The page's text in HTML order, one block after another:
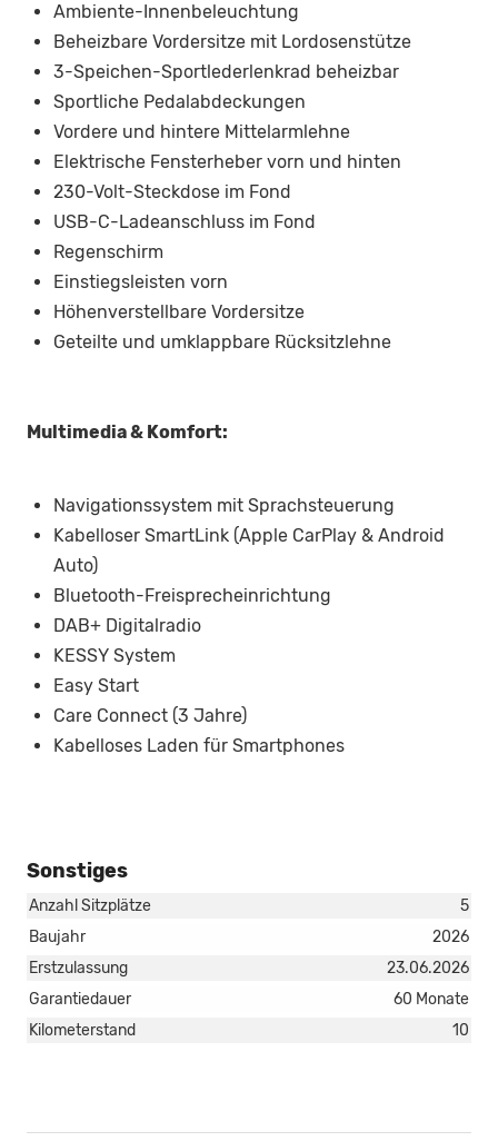
Ambiente-Innenbeleuchtung
Beheizbare Vordersitze mit Lordosenstütze
3-Speichen-Sportlederlenkrad beheizbar
Sportliche Pedalabdeckungen
Vordere und hintere Mittelarmlehne
Elektrische Fensterheber vorn und hinten
230-Volt-Steckdose im Fond
USB-C-Ladeanschluss im Fond
Regenschirm
Einstiegsleisten vorn
Höhenverstellbare Vordersitze
Geteilte und umklappbare Rücksitzlehne
Multimedia & Komfort:
Navigationssystem mit Sprachsteuerung
Kabelloser SmartLink (Apple CarPlay & Android
Auto)
Bluetooth-Freisprecheinrichtung
DAB+ Digitalradio
KESSY System
Easy Start
Care Connect (3 Jahre)
Kabelloses Laden für Smartphones
Sonstiges
Anzahl Sitzplätze
5
Baujahr
2026
Erstzulassung
23.06.2026
Garantiedauer
60 Monate
Kilometerstand
10